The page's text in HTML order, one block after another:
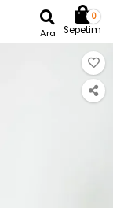
Ara
0
Sepetim